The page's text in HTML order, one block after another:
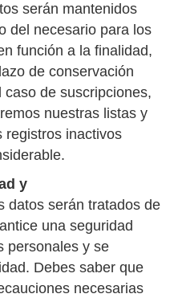
serán mantenidos
del necesario para los
función a la finalidad,
de conservación
de suscripciones,
nuestras listas y
registros inactivos
y
datos serán tratados de
una seguridad
personales y se
Debes saber que
necesarias